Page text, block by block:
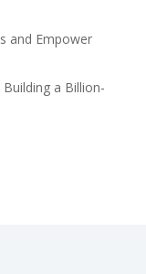
and Empower
a Billion-